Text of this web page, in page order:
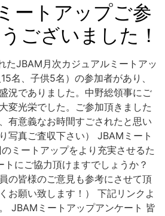
ートアップご参
ございました！
たJBAM月次カジュアルミートアッ
名、子供5名）の参加者があり、
況でありました。中野総領事にご
変光栄でした。ご参加頂きました
有意義なお時間すごされたと思い
写真ご査収下さい） JBAMミート
ミートアップをより充実させるた
にご協力頂けますでしょうか？
の皆様のご意見も参考にさせて頂
お願い致します！） 下記リンクよ
JBAMミートアップアンケート 皆